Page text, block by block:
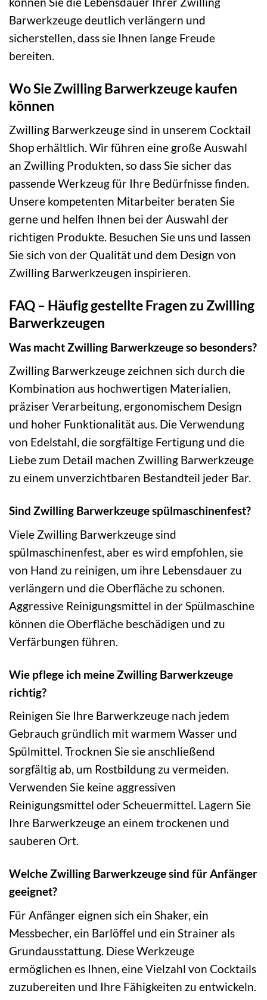
Barwerkzeuge deutlich verlängern und
sicherstellen, dass sie Ihnen lange Freude
bereiten.
Wo Sie Zwilling Barwerkzeuge kaufen
können
Zwilling Barwerkzeuge sind in unserem Cocktail
Shop erhältlich. Wir führen eine große Auswahl
an Zwilling Produkten, so dass Sie sicher das
passende Werkzeug für Ihre Bedürfnisse finden.
Unsere kompetenten Mitarbeiter beraten Sie
gerne und helfen Ihnen bei der Auswahl der
richtigen Produkte. Besuchen Sie uns und lassen
Sie sich von der Qualität und dem Design von
Zwilling Barwerkzeugen inspirieren.
FAQ – Häufig gestellte Fragen zu Zwilling
Barwerkzeugen
Was macht Zwilling Barwerkzeuge so besonders?
Zwilling Barwerkzeuge zeichnen sich durch die
Kombination aus hochwertigen Materialien,
präziser Verarbeitung, ergonomischem Design
und hoher Funktionalität aus. Die Verwendung
von Edelstahl, die sorgfältige Fertigung und die
Liebe zum Detail machen Zwilling Barwerkzeuge
zu einem unverzichtbaren Bestandteil jeder Bar.
Sind Zwilling Barwerkzeuge spülmaschinenfest?
Viele Zwilling Barwerkzeuge sind
spülmaschinenfest, aber es wird empfohlen, sie
von Hand zu reinigen, um ihre Lebensdauer zu
verlängern und die Oberfläche zu schonen.
Aggressive Reinigungsmittel in der Spülmaschine
können die Oberfläche beschädigen und zu
Verfärbungen führen.
Wie pflege ich meine Zwilling Barwerkzeuge
richtig?
Reinigen Sie Ihre Barwerkzeuge nach jedem
Gebrauch gründlich mit warmem Wasser und
Spülmittel. Trocknen Sie sie anschließend
sorgfältig ab, um Rostbildung zu vermeiden.
Verwenden Sie keine aggressiven
Reinigungsmittel oder Scheuermittel. Lagern Sie
Ihre Barwerkzeuge an einem trockenen und
sauberen Ort.
Welche Zwilling Barwerkzeuge sind für Anfänger
geeignet?
Für Anfänger eignen sich ein Shaker, ein
Messbecher, ein Barlöffel und ein Strainer als
Grundausstattung. Diese Werkzeuge
ermöglichen es Ihnen, eine Vielzahl von Cocktails
zuzubereiten und Ihre Fähigkeiten zu entwickeln.